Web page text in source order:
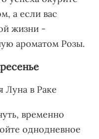
а если вас
жизни -
ароматом Розы.
Луна в Раке
временно
однодневное